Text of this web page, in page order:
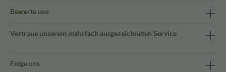
Bewerte uns
Vertraue unserem mehrfach ausgezeichneten Service
Folge uns